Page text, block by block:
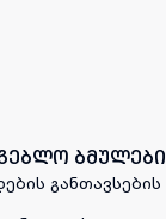
ბმულები
განთავსების